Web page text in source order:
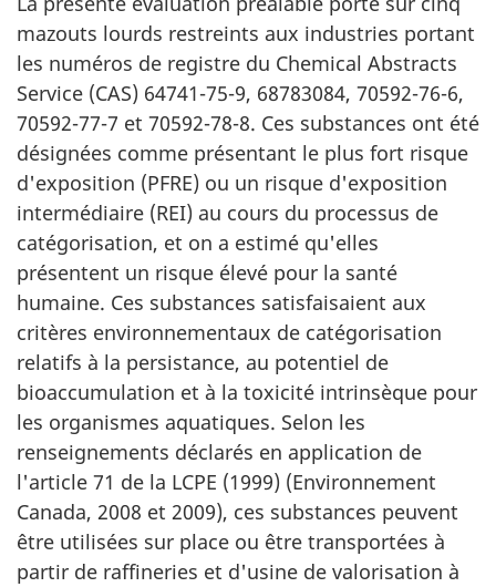
mazouts lourds restreints aux industries portant
les numéros de registre du Chemical Abstracts
Service (CAS) 64741-75-9, 68783­08­4, 70592-76-6,
70592-77-7 et 70592-78-8. Ces substances ont été
désignées comme présentant le plus fort risque
d'exposition (PFRE) ou un risque d'exposition
intermédiaire (REI) au cours du processus de
catégorisation, et on a estimé qu'elles
présentent un risque élevé pour la santé
humaine. Ces substances satisfaisaient aux
critères environnementaux de catégorisation
relatifs à la persistance, au potentiel de
bioaccumulation et à la toxicité intrinsèque pour
les organismes aquatiques. Selon les
renseignements déclarés en application de
l'article 71 de la LCPE (1999) (Environnement
Canada, 2008 et 2009), ces substances peuvent
être utilisées sur place ou être transportées à
partir de raffineries et d'usine de valorisation à